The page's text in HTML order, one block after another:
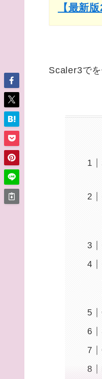
【最新
Scaler3で